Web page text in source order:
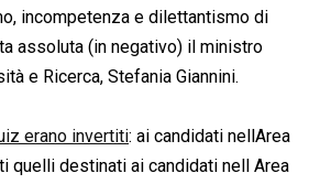
d
s
i
n
k
incompetenza e dilettantismo di
assoluta (in negativo) il ministro
e Ricerca, Stefania Giannini.
erano invertiti: ai candidati nellArea
quelli destinati ai candidati nell Area